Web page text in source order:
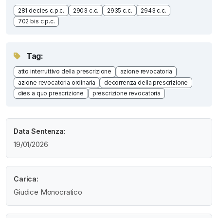
281 decies c.p.c. 2903 c.c. 2935 c.c.
2943 c.c.
702 bis c.p.c.
Tag:
atto interruttivo della prescrizione
azione revocatoria
azione revocatoria ordinaria
decorrenza della prescrizione
dies a quo prescrizione
prescrizione revocatoria
Data Sentenza:
19/01/2026
Carica:
Giudice Monocratico